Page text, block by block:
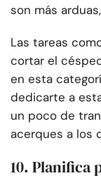
son más
Las tareas
cortar el
en esta
dedicarte a
un poco de
acerques a los
10. Planifica